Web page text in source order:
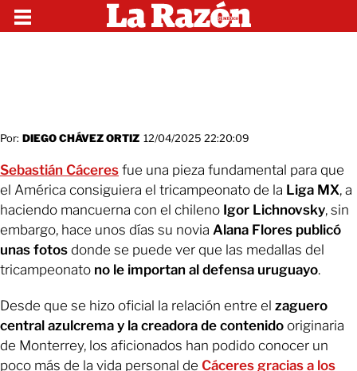
Por: DIEGO CHÁVEZ ORTIZ 12/04/2025 22:20:09
Sebastián Cáceres fue una pieza fundamental para que
el América consiguiera el tricampeonato de la Liga MX, a
haciendo mancuerna con el chileno Igor Lichnovsky, sin
embargo, hace unos días su novia Alana Flores publicó
unas fotos donde se puede ver que las medallas del
tricampeonato no le importan al defensa uruguayo.
Desde que se hizo oficial la relación entre el zaguero
central azulcrema y la creadora de contenido originaria
de Monterrey, los aficionados han podido conocer un
poco más de la vida personal de Cáceres gracias a los